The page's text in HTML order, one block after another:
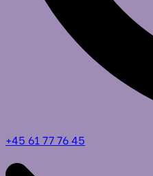
+45 61 77 76 45